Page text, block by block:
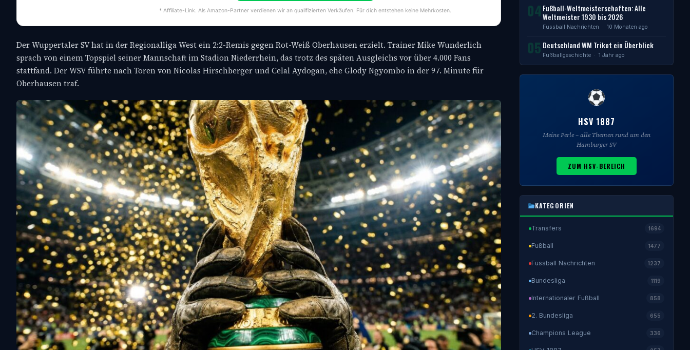
* Affiliate-Link. Als Amazon-Partner verdienen wir an qualifizierten Verkäufen. Für dich entstehen keine Mehrkosten.
Der Wuppertaler SV hat in der Regionalliga West ein 2:2-Remis gegen Rot-Weiß Oberhausen erzielt. Trainer Mike Wunderlich
sprach von einem Topspiel seiner Mannschaft im Stadion Niederrhein, das trotz des späten Ausgleichs vor über 4.000 Fans
stattfand. Der WSV führte nach Toren von Nicolas Hirschberger und Celal Aydogan, ehe Glody Ngyombo in der 97. Minute für
Oberhausen traf.
04 Fußball-Weltmeisterschaften: Alle
Weltmeister 1930 bis 2026
Fussball Nachrichten · 10 Monaten ago
05 Deutschland WM Trikot ein Überblick
Fußballgeschichte · 1 Jahr ago
HSV 1887
Meine Perle – alle Themen rund um den
Hamburger SV
ZUM HSV-BEREICH
KATEGORIEN
Transfers 1694
Fußball 1477
Fussball Nachrichten 1237
Bundesliga 1119
Internationaler Fußball 858
2. Bundesliga 655
Champions League 336